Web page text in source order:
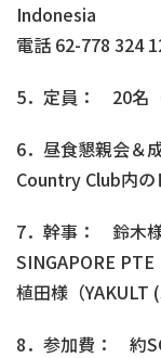
Indonesia
電話 62-778 324
5．定員： 20名（
6．昼食懇親会＆
Country Club内の
7．幹事： 鈴木
SINGAPORE PTE
植田様（YAKULT
8．参加費： 約